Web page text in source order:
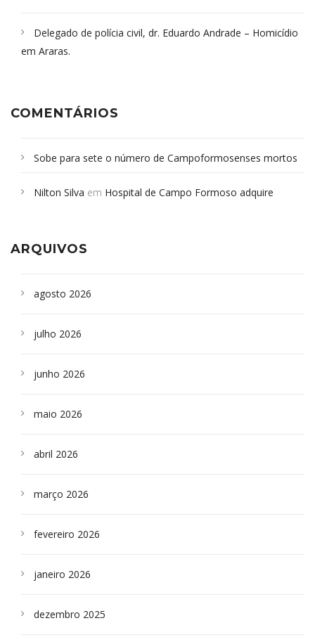
Delegado de polícia civil, dr. Eduardo Andrade – Homicídio
em Araras.
COMENTÁRIOS
Sobe para sete o número de Campoformosenses mortos
Campoformosenses que morreram em desabamentos são
Nilton Silva em Hospital de Campo Formoso adquire
ARQUIVOS
agosto 2026
julho 2026
junho 2026
maio 2026
abril 2026
março 2026
fevereiro 2026
janeiro 2026
dezembro 2025